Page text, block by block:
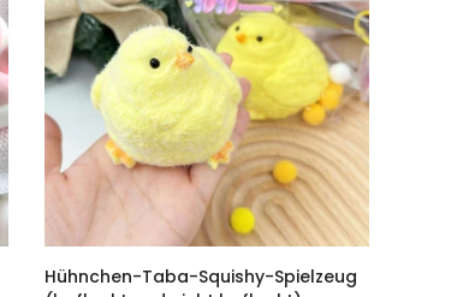
Hühnchen-Taba-Squishy-Spielzeug